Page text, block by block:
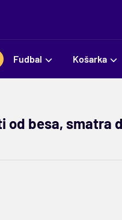
Fudbal Košarka
besa, smatra